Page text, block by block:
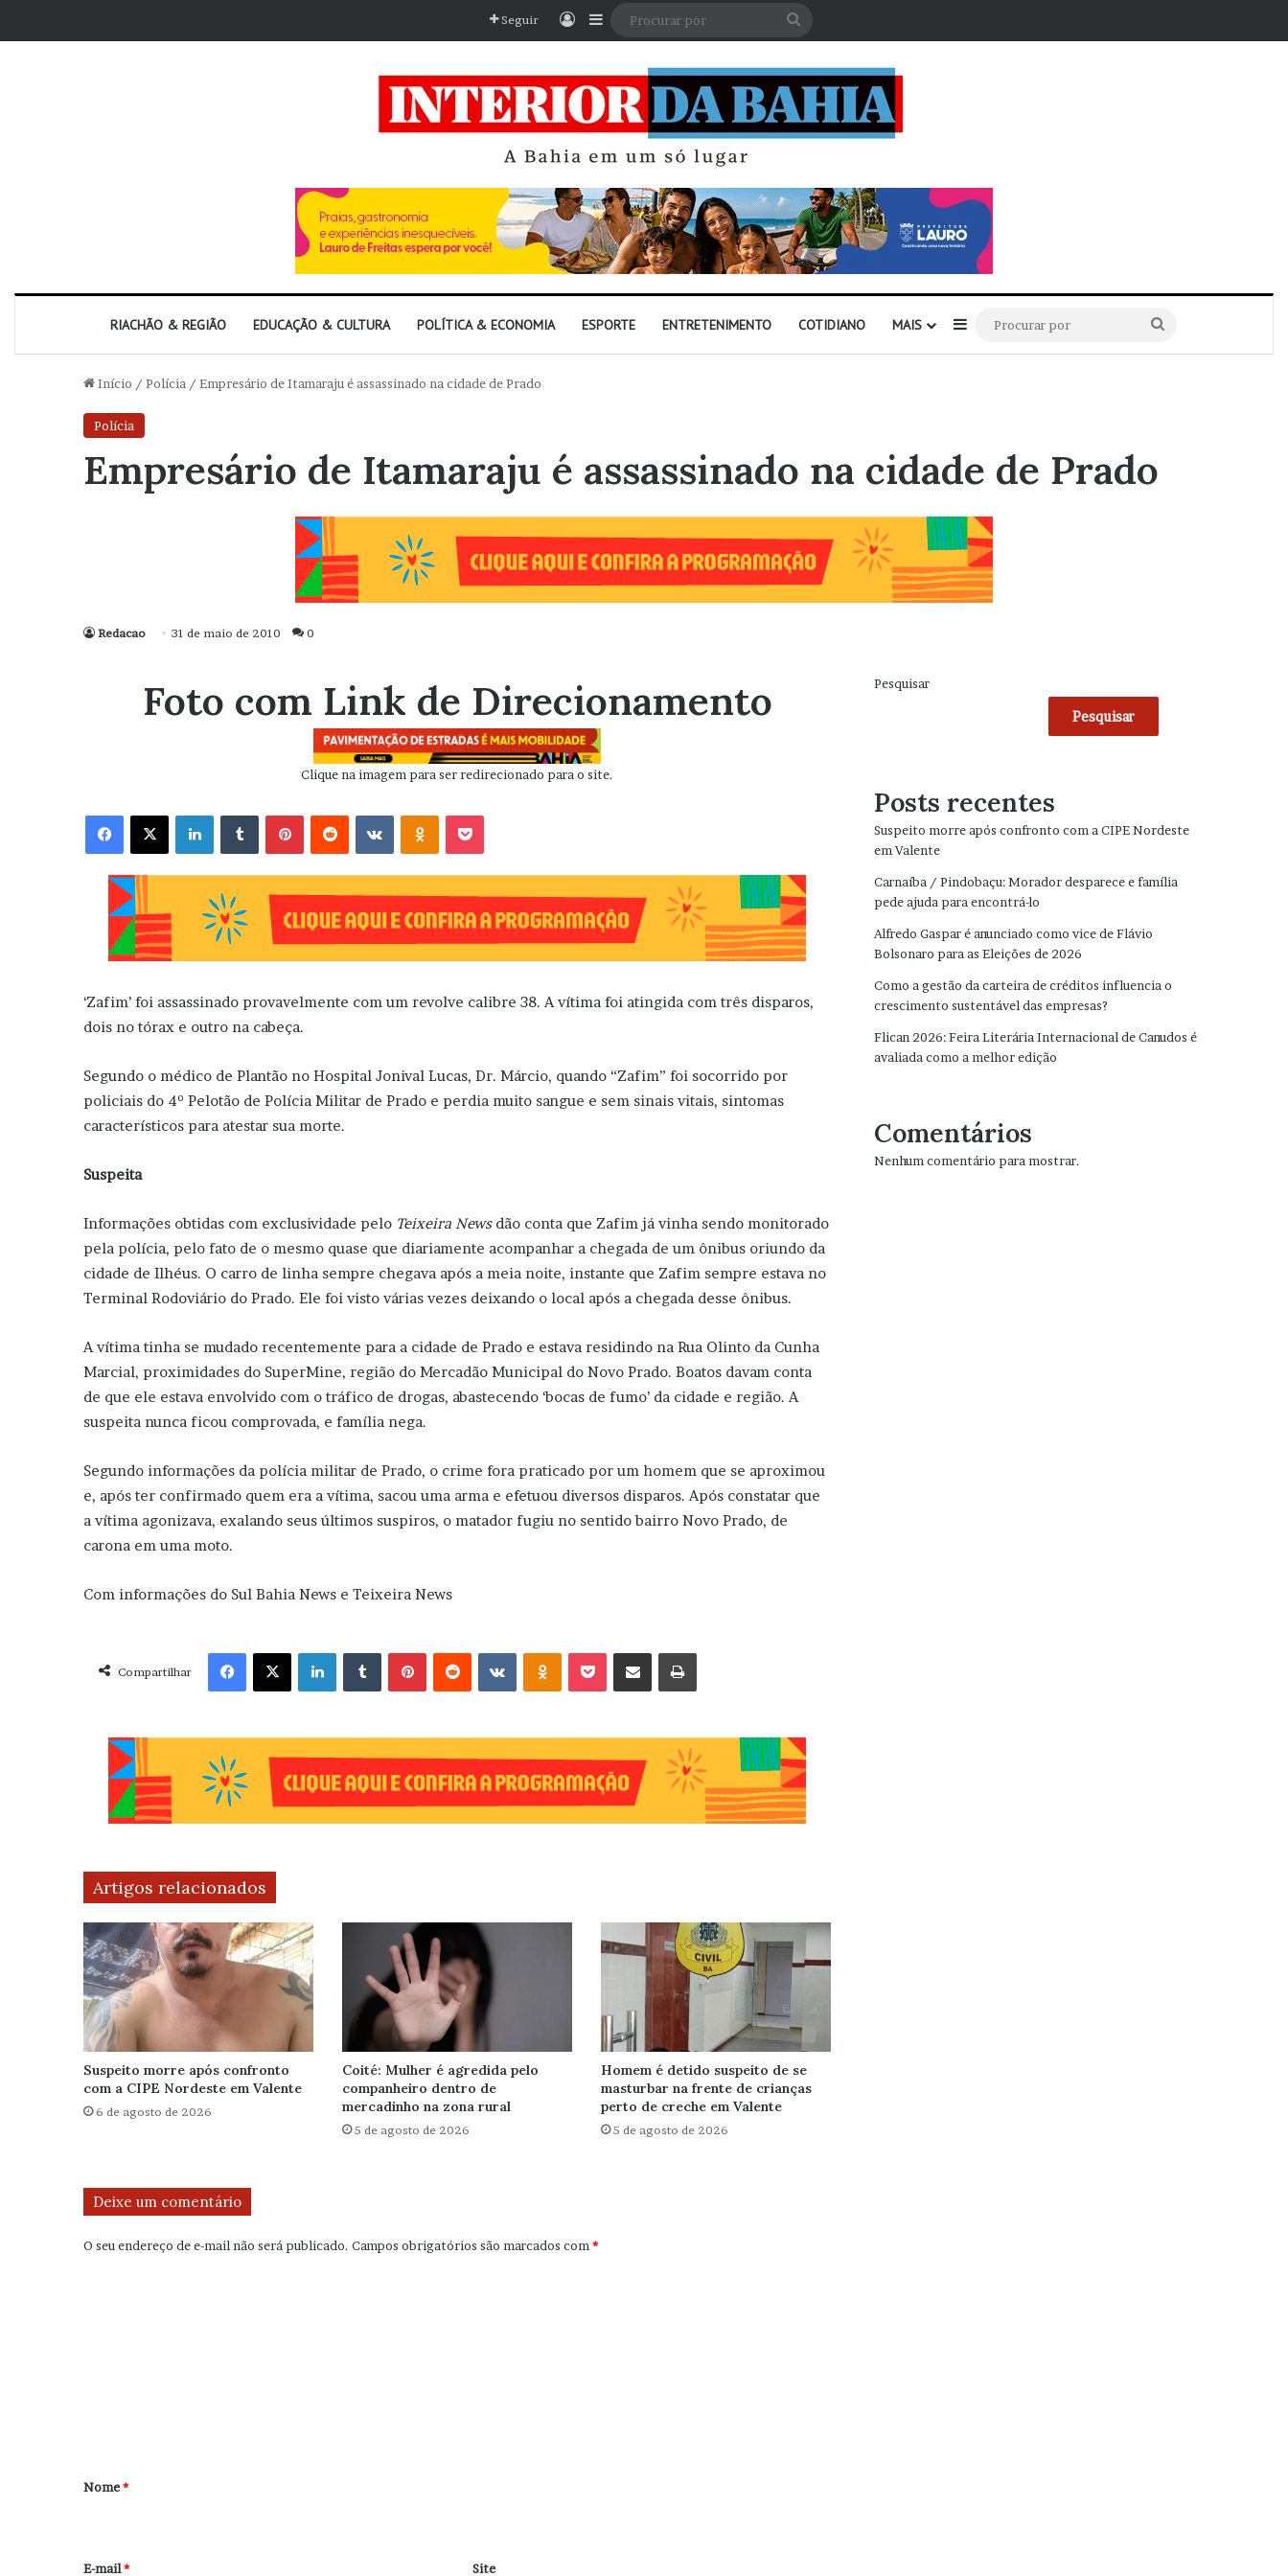
Seguir EntrarBarra Lateral
RIACHÃO & REGIÃO EDUCAÇÃO & CULTURA POLÍTICA & ECONOMIA ESPORTE ENTRETENIMENTO COTIDIANO MAIS Barra Lateral
por
Início / Polícia / Empresário de Itamaraju é assassinado na cidade de Prado
Polícia
Empresário de Itamaraju é assassinado na cidade de Prado
Redacao 31 de maio de 2010 0
Foto com Link de Direcionamento
Clique na imagem para ser redirecionado para o site.
Facebook X Linkedin VK OK
‘Zafim’ foi assassinado provavelmente com um revolve calibre 38. A vítima foi atingida com três disparos,
dois no tórax e outro na cabeça.
Segundo o médico de Plantão no Hospital Jonival Lucas, Dr. Márcio, quando “Zafim” foi socorrido por
policiais do 4º Pelotão de Polícia Militar de Prado e perdia muito sangue e sem sinais vitais, sintomas
característicos para atestar sua morte.
Suspeita
Informações obtidas com exclusividade pelo Teixeira Newsdão conta que Zafim já vinha sendo monitorado
pela polícia, pelo fato de o mesmo quase que diariamente acompanhar a chegada de um ônibus oriundo da
cidade de Ilhéus. O carro de linha sempre chegava após a meia noite, instante que Zafim sempre estava no
Terminal Rodoviário do Prado. Ele foi visto várias vezes deixando o local após a chegada desse ônibus.
A vítima tinha se mudado recentemente para a cidade de Prado e estava residindo na Rua Olinto da Cunha
Marcial, proximidades do SuperMine, região do Mercadão Municipal do Novo Prado. Boatos davam conta
de que ele estava envolvido com o tráfico de drogas, abastecendo ‘bocas de fumo’ da cidade e região. A
suspeita nunca ficou comprovada, e família nega.
Segundo informações da polícia militar de Prado, o crime fora praticado por um homem que se aproximou
e, após ter confirmado quem era a vítima, sacou uma arma e efetuou diversos disparos. Após constatar que
a vítima agonizava, exalando seus últimos suspiros, o matador fugiu no sentido bairro Novo Prado, de
carona em uma moto.
Com informações do Sul Bahia News e Teixeira News
Compartilhar
Facebook X Linkedin VK OK
Artigos relacionados
Suspeito morre após confronto
com a CIPE Nordeste em Valente
6 de agosto de 2026
Coité: Mulher é agredida pelo
companheiro dentro de
mercadinho na zona rural
5 de agosto de 2026
Homem é detido suspeito de se
masturbar na frente de crianças
perto de creche em Valente
5 de agosto de 2026
Deixe um comentário
O seu endereço de e-mail não será publicado. Campos obrigatórios são marcados com*
r
*
Nome*
E-mail* Site
Pesquisar
Pesquisar
Posts recentes
Suspeito morre após confronto com a CIPE Nordeste
em Valente
Carnaíba / Pindobaçu: Morador desparece e família
pede ajuda para encontrá-lo
Alfredo Gaspar é anunciado como vice de Flávio
Bolsonaro para as Eleições de 2026
Como a gestão da carteira de créditos influencia o
crescimento sustentável das empresas?
Flican 2026: Feira Literária Internacional de Canudos é
avaliada como a melhor edição
Comentários
Nenhum comentário para mostrar.